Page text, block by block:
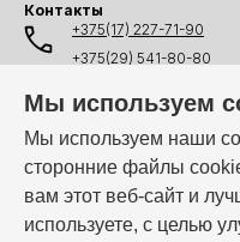
Мы используем
Мы используем наши
сторонние файлы
вам этот веб-сайт и
используете, с целью
Контакты
+375(17) 227-71-90
+375(29) 541-80-80
+375(44) 541-80-80
info@i-ven.by